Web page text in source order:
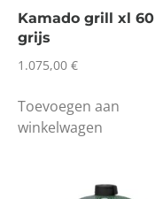
Kamado grill xl 60
grijs
1.075,00 €
Toevoegen aan
winkelwagen